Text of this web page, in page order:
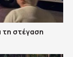
τη στέγαση